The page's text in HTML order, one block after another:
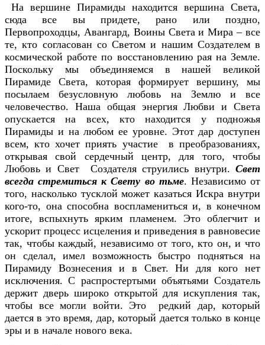
На вершине Пирамиды находится вершина Света,
сюда все вы придете, рано или поздно,
Первопроходцы, Авангард, Воины Света и Мира – все
те, кто согласован со Светом и нашим Создателем в
космической работе по восстановлению рая на Земле.
Поскольку мы объединяемся в нашей великой
Пирамиде Света, которая формирует вершину, мы
посылаем безусловную любовь на Землю и все
человечество. Наша общая энергия Любви и Света
опускается на всех, кто находится у подножья
Пирамиды и на любом ее уровне. Этот дар доступен
всем, кто хочет приять участие в преобразованиях,
открывая свой сердечный центр, для того, чтобы
Любовь и Свет Создателя струились внутри. Свет
всегда стремиться к Свету во тьме. Независимо от
того, насколько тусклой может казаться Искра внутри
кого-то, она способна воспламениться и, в конечном
итоге, вспыхнуть ярким пламенем. Это облегчит и
ускорит процесс исцеления и приведения в равновесие
так, чтобы каждый, независимо от того, кто он, и что
он сделал, имел возможность быстро подняться на
Пирамиду Вознесения и в Свет. Ни для кого нет
исключения. С распростертыми объятьями Создатель
держит дверь широко открытой для искупления так,
чтобы все могли войти. Это редкий дар, который
дается в это время, дар, который дается только в конце
эры и в начале нового века.